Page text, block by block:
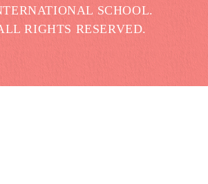
SCHOOL.
RIGHTS RESERVED.